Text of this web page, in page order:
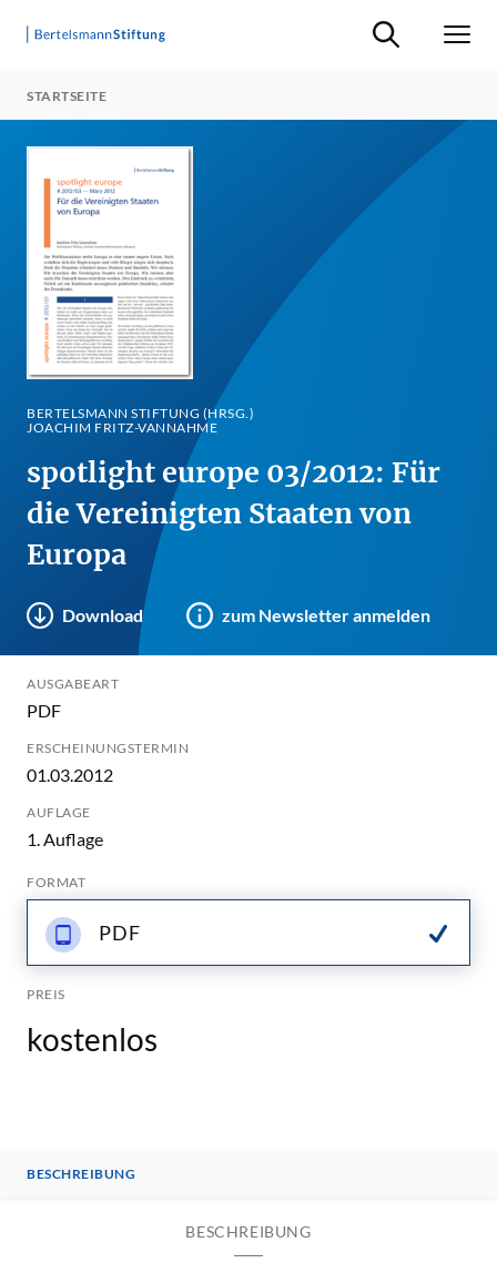
Suche ein-/
STARTSEITE
BERTELSMANN STIFTUNG (HRSG.)
JOACHIM FRITZ-VANNAHME
spotlight europe 03/2012: Für
die Vereinigten Staaten von
Europa
Download zum Newsletter anmelden
AUSGABEART
PDF
ERSCHEINUNGSTERMIN
01.03.2012
AUFLAGE
1. Auflage
FORMAT
PDF
PREIS
kostenlos
BESCHREIBUNG
BESCHREIBUNG